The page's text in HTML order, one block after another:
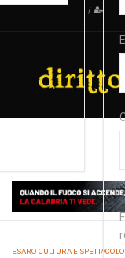
/
ESARO CULTURA E SPETTACOLO